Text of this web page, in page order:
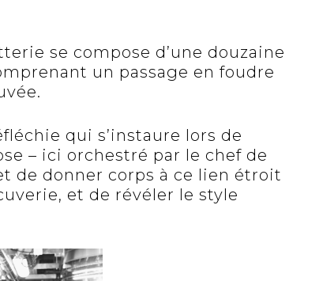
se compose d’une douzaine
un passage en foudre
qui s’instaure lors de
– ici orchestré par le chef de
de donner corps à ce lien étroit
et de révéler le style